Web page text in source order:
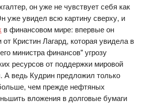
он уже не чувствует себя как
уже увидел всю картину сверху, и
в финансовом мире: впервые он
Кристин Лагард, которая увидела в
министра финансов" угрозу
ресурсов от поддержки мировой
А ведь Кудрин предложил только
чем прежде нефтяных
вложения в долговые бумаги